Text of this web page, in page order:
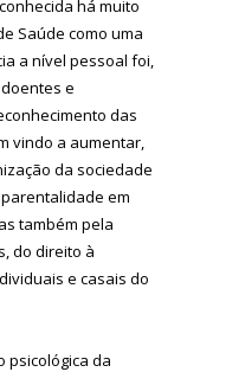
há muito
Saúde como uma
a nível pessoal foi,
e
das
vindo a aumentar,
da sociedade
em
também pela
do direito à
e casais do
psicológica da